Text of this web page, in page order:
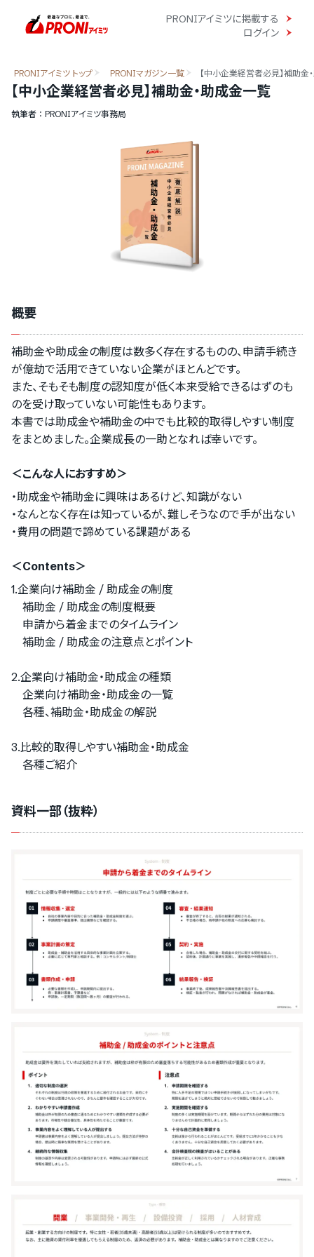
ログイン
PRONIアイミツに掲載する
PRONIアイミツ トップ PRONIマガジン一覧 【中小企業経営者必見】補助金
【中小企業経営者必見】補助金・助成金一覧
執筆者 ： PRONIアイミツ事務局
概要
補助金や助成金の制度は数多く存在するものの、申請手続き
が億劫で活用できていない企業がほとんどです。
また、そもそも制度の認知度が低く本来受給できるはずのも
のを受け取っていない可能性もあります。
本書では助成金や補助金の中でも比較的取得しやすい制度
をまとめました。企業成長の一助となれば幸いです。
＜こんな人におすすめ＞
・助成金や補助金に興味はあるけど、知識がない
・なんとなく存在は知っているが、難しそうなので手が出ない
・費用の問題で諦めている課題がある
＜Contents＞
1.企業向け補助金 / 助成金の制度
補助金 / 助成金の制度概要
申請から着金までのタイムライン
補助金 / 助成金の注意点とポイント
2.企業向け補助金・助成金の種類
企業向け補助金・助成金の一覧
各種、補助金・助成金の解説
3.比較的取得しやすい補助金・助成金
各種ご紹介
資料一部（抜粋）